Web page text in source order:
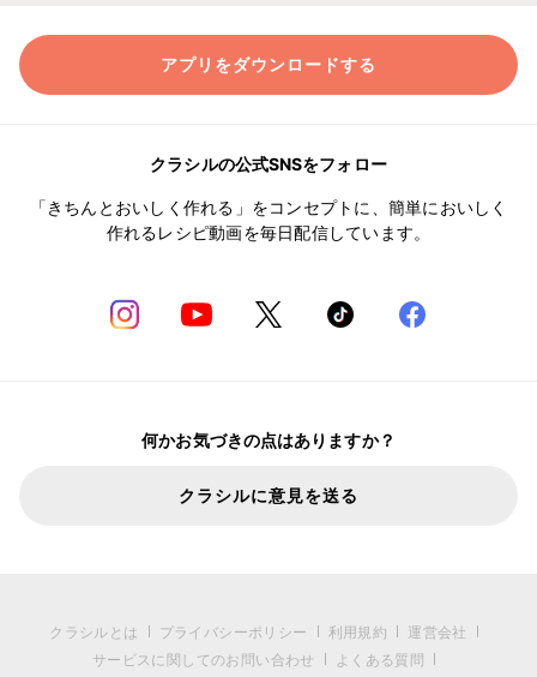
アプリをダウンロードする
クラシルの公式SNSをフォロー
「きちんとおいしく作れる」をコンセプトに、簡単においしく
作れるレシピ動画を毎日配信しています。
何かお気づきの点はありますか？
クラシルに意見を送る
クラシルとは プライバシーポリシー 利用規約
運営会社
サービスに関してのお問い合わせ
よくある質問